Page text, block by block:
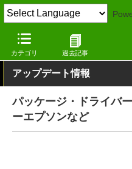
カテゴリ 過去記事
窓の杜 その他の話題
アップデート情報
パッケージ・ドライ
ーエプソンなど